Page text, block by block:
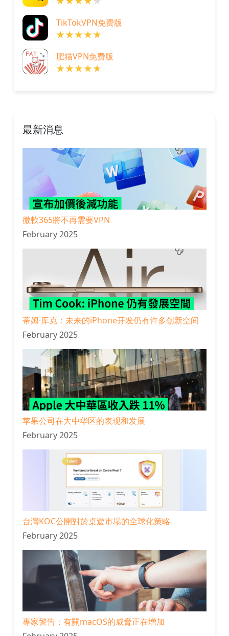
TikTokVPN免费版
肥猫VPN免费版
最新消息
微軟365將不再需要VPN
February 2025
蒂姆·库克：未来的iPhone开发仍有许多创新空间
February 2025
苹果公司在大中华区的表现和发展
February 2025
台灣KOC公開對於桌遊市場的全球化策略
February 2025
專家警告：有關macOS的威脅正在增加